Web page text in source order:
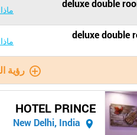
deluxe double
deluxe double
رؤية
HOTEL PRINCE